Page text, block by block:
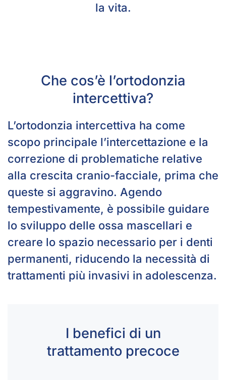
la vita.
Che cos’è l’ortodonzia
intercettiva?
L’ortodonzia intercettiva ha come
scopo principale l’intercettazione e la
correzione di problematiche relative
alla crescita cranio-facciale, prima che
queste si aggravino. Agendo
tempestivamente, è possibile guidare
lo sviluppo delle ossa mascellari e
creare lo spazio necessario per i denti
permanenti, riducendo la necessità di
trattamenti più invasivi in adolescenza.
I benefici di un
trattamento precoce